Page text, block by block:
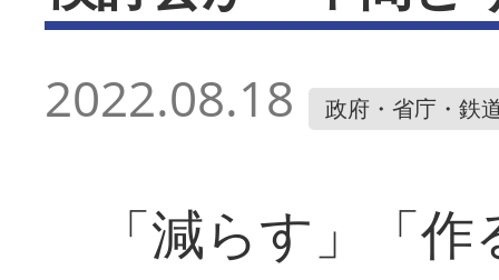
2022.08.18 政府・省庁・鉄
「減らす」「作